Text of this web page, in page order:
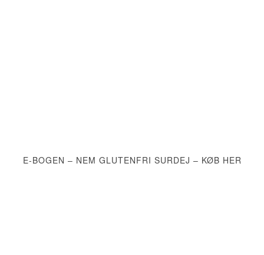
E-BOGEN – NEM GLUTENFRI SURDEJ – KØB HER